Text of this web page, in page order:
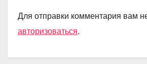
Для отправки комментария вам
авторизоваться.